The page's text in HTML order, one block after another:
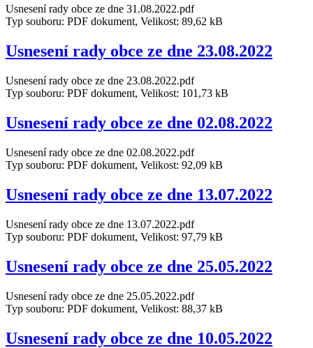
Usnesení rady obce ze dne 31.08.2022.pdf
Typ souboru: PDF dokument, Velikost: 89,62 kB
Usnesení rady obce ze dne 23.08.2022
Usnesení rady obce ze dne 23.08.2022.pdf
Typ souboru: PDF dokument, Velikost: 101,73 kB
Usnesení rady obce ze dne 02.08.2022
Usnesení rady obce ze dne 02.08.2022.pdf
Typ souboru: PDF dokument, Velikost: 92,09 kB
Usnesení rady obce ze dne 13.07.2022
Usnesení rady obce ze dne 13.07.2022.pdf
Typ souboru: PDF dokument, Velikost: 97,79 kB
Usnesení rady obce ze dne 25.05.2022
Usnesení rady obce ze dne 25.05.2022.pdf
Typ souboru: PDF dokument, Velikost: 88,37 kB
Usnesení rady obce ze dne 10.05.2022